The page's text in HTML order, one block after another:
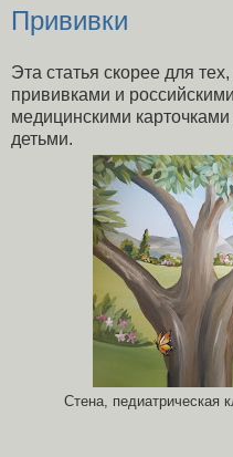
Прививки
Эта статья скорее для
прививками и
медицинскими
детьми.
Стена, педиатрическая